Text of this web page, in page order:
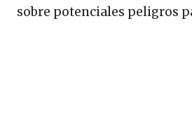
sobre potenciales peligros